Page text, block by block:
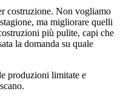
costruzione. Non vogliamo
ma migliorare quelli
più pulite, capi che
la domanda su quale
produzioni limitate e